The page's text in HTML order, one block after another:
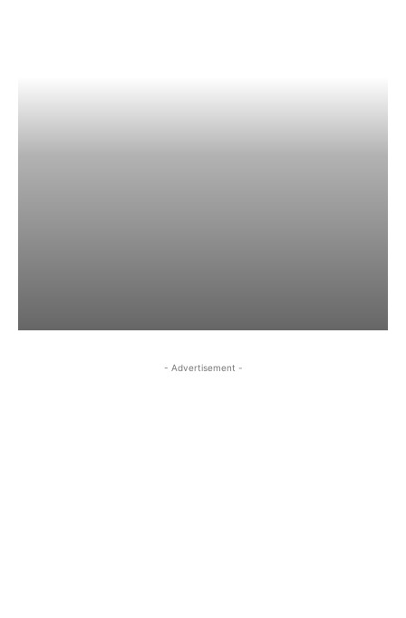
- Advertisement -